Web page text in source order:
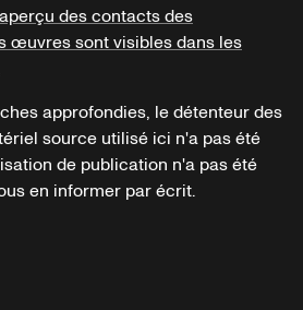
des contacts des
œuvres sont visibles dans les
approfondies, le détenteur des
source utilisé ici n'a pas été
de publication n'a pas été
en informer par écrit.